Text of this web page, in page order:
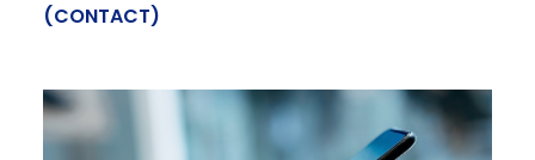
(CONTACT)